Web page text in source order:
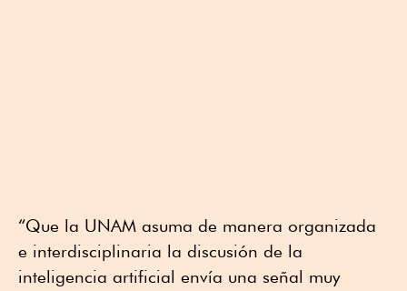
“Que la UNAM asuma de manera organizada
e interdisciplinaria la discusión de la
inteligencia artificial envía una señal muy